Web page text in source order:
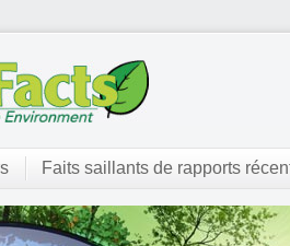
Faits saillants de rapports